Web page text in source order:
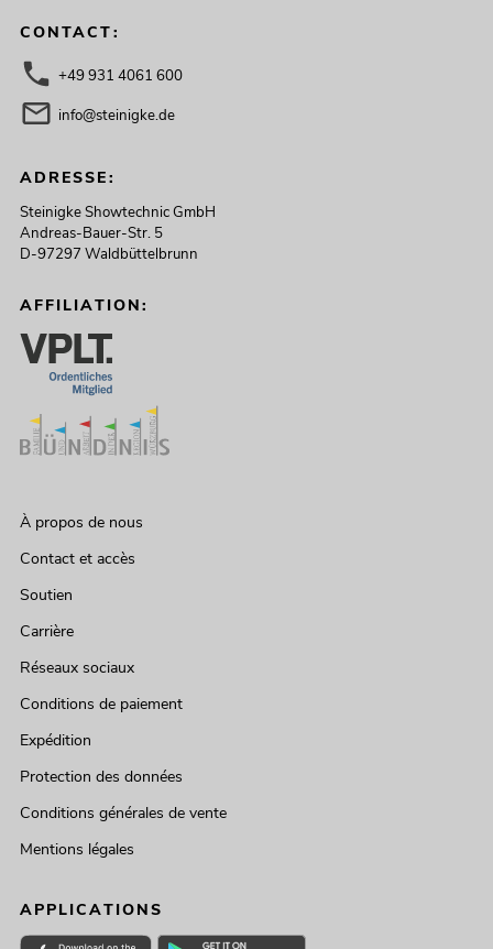
CONTACT:
+49 931 4061 600
info@steinigke.de
ADRESSE:
Steinigke Showtechnic GmbH
Andreas-Bauer-Str. 5
D-97297 Waldbüttelbrunn
AFFILIATION:
À propos de nous
Contact et accès
Soutien
Carrière
Réseaux sociaux
Conditions de paiement
Expédition
Protection des données
Conditions générales de vente
Mentions légales
APPLICATIONS